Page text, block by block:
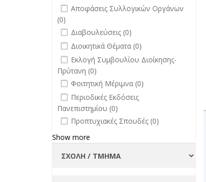
undefined
Αποφάσεις Συλλογικών Οργάνων
(0)
undefined
Διαβουλεύσεις (0)
undefined
Διοικητικά Θέματα (0)
undefined
Εκλογή Συμβουλίου Διοίκησης-
Πρύτανη (0)
undefined
Φοιτητική Μέριμνα (0)
undefined
Περιοδικές Εκδόσεις
Πανεπιστημίου (0)
undefined
Προπτυχιακές Σπουδές (0)
Show more